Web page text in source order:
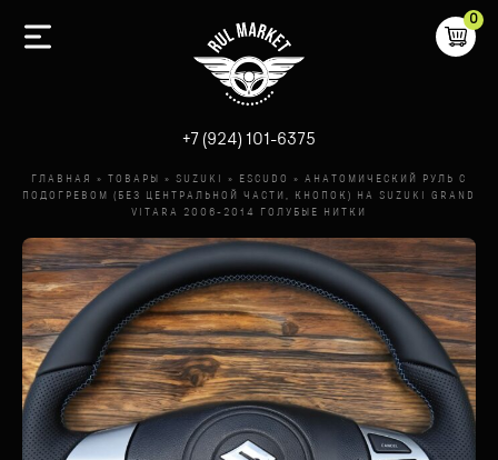
+7 (924) 101-6375
0
ГЛАВНАЯ » ТОВАРЫ » SUZUKI » ESCUDO »
АНАТОМИЧЕСКИЙ РУЛЬ С
ПОДОГРЕВОМ (БЕЗ ЦЕНТРАЛЬНОЙ ЧАСТИ, КНОПОК) НА SUZUKI GRAND
VITARA 2006-2014 ГОЛУБЫЕ НИТКИ